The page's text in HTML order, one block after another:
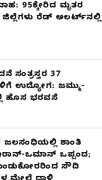
95ಕ್ಕೇರಿದ ಮೃತರ
ಜಿಲ್ಲೆಗಳು ರೆಡ್ ಅಲರ್ಟ್‌ನಲ್ಲಿ
ಸಂತ್ರಸ್ತರ 37
ಉದ್ಯೋಗ: ಜಮ್ಮು-
ಹೊಸ ಭರವಸೆ
ಶಾಂತಿ
ಒಮಾನ್ ಒಪ್ಪಂದ;
ಸೌದಿ